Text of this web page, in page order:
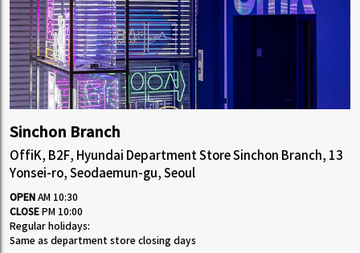
Sinchon Branch
OffiK, B2F, Hyundai Department Store Sinchon Branch, 13
Yonsei-ro, Seodaemun-gu, Seoul
OPEN AM 10:30
CLOSE PM 10:00
Regular holidays:
Same as department store closing days